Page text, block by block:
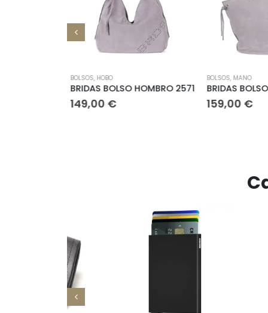
BOLSOS,HOBO
BRIDAS BOLSO HOMBRO 2571
149,00€
BOLSOS,MANO
BRIDAS
159,00€